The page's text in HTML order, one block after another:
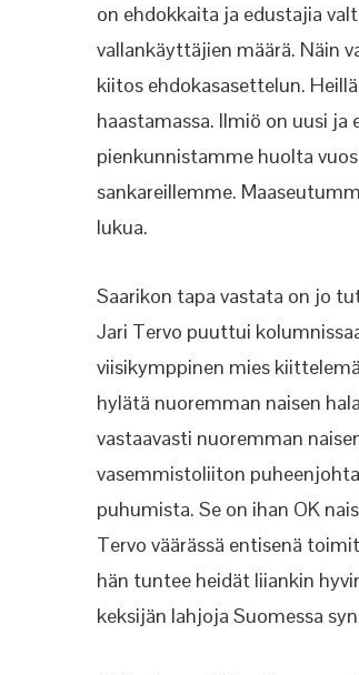
on ehdokkaita ja edustajia
vallankäyttäjien määrä. Näin
kiitos ehdokasasettelun.
haastamassa. Ilmiö on uusi
pienkunnistamme huolta
sankareillemme.
lukua.
Saarikon tapa vastata on jo
Jari Tervo puuttui
viisikymppinen mies
hylätä nuoremman naisen
vastaavasti nuoremman
vasemmistoliiton
puhumista. Se on ihan OK
Tervo väärässä entisenä
hän tuntee heidät liiankin
keksijän lahjoja Suomessa